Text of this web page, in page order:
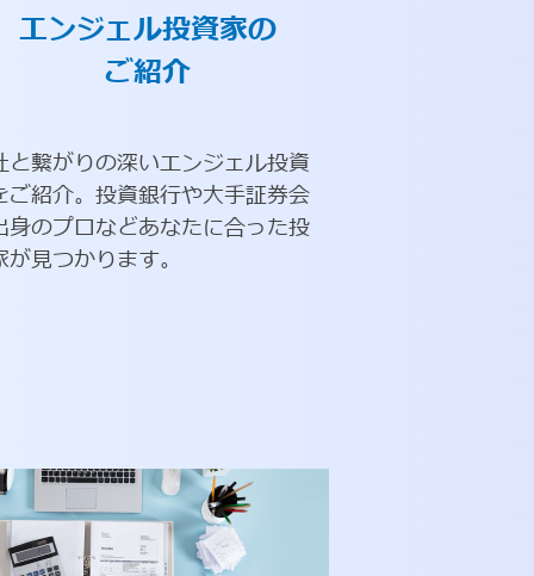
エンジェル投資家の
ご紹介
と繋がりの深いエンジェル投資
ご紹介。投資銀行や大手証券会
身のプロなどあなたに合った投
が見つかります。